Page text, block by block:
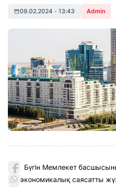
09.02.2024 • 13:43 Admin
Бүгін Мемлекет
экономикалық саясатты